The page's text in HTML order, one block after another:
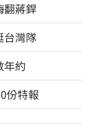
蔣銲
灣隊
約
份特報